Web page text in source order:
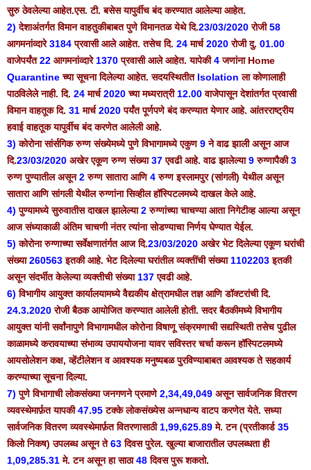
सुरु ठेवलेल्या आहेत.एस. टी. बसेस यापुर्वीच बंद करण्यात आलेल्या आहेत.
2) देशाअंतर्गत विमान वाहतुकीबाबत पुणे विमानतळ येथे दि.23/03/2020रोजी58
आगमनांव्दारे3184प्रवासी आले आहेत. तसेच दि. 24मार्च2020रोजी दु. 01.00
वाजेपर्यंत22 आगमनांव्दारे 1370प्रवासी आले आहेत. यापेकी4जणांना Home
Quarantineच्या सूचना दिलेल्या आहेत. सदयस्थितीत Isolation ला कोणालाही
पाठविलेले नाही. दि. 24मार्च2020च्या मध्यरात्री 12.00वाजेपासून देशांतर्गत प्रवासी
विमान वाहतूक दि. 31मार्च2020पर्यंत पूर्णपणे बंद करण्यात येणार आहे. आंतरराष्ट्रीय
हवाई वाहतूक यापुर्वीच बंद करणेत आलेली आहे.
3) कोरोना सांर्सगिक रुग्ण संख्येमध्ये पुणे विभागामध्ये एकुण9ने वाढ झाली असून आज
दि.23/03/2020 अखेर एकूण रुग्ण संख्या37एवढी आहे. वाढ झालेल्या9रुग्णापैकी3
रुग्ण पुण्यातील असून2रुग्ण सातारा आणि4रुग्ण इस्लामपुर (सांगली) येथील असून
सातारा आणि सांगली येथील रुग्णांना सिव्हील हॉस्पिटलमध्ये दाखल केले आहे.
4) पुण्यामध्ये सुरुवातीस दाखल झालेल्या2रुग्णांच्या चाचण्या आता निगेटीव्ह आल्या असून
आज संध्याकाळी अंतिम चाचणी नंतर त्यांना सोडण्याचा निर्णय घेण्यात येईल.
5) कोरोना रुग्णाच्या सर्वेक्षणातंर्गत आज दि.23/03/2020 अखेर भेट दिलेल्या एकूण घरांची
संख्या260563इतकी आहे. भेट दिलेल्या घरांतील व्यक्तींची संख्या 1102203इतकी
असून संदर्भीत केलेल्या व्यक्तीची संख्या 137एवढी आहे.
6) विभागीय आयुक्त कार्यालयामध्ये वैद्यकीय क्षेत्रामधील तज्ञ आणि डॉक्टरांची दि.
24.3.2020रोजी बैठक आयोजित करण्यात आलेली होती. सदर बैठकीमध्ये विभागीय
आयुक्त यांनी सर्वांनापुणे विभागामधील कोरोना विषाणू संक्रमणाची सद्यस्थिती तसेच पुढील
काळामध्ये करावयाच्या संभाव्य उपाययोजना यावर सविस्तर चर्चा करून हॉस्पिटलमध्ये
आयसोलेशन कक्ष, व्हेंटीलेशन व आवश्यक मनुष्यबळ पुरविण्याबाबत आवश्यक ते सहकार्य
करण्याच्या सूचना दिल्या.
7) पुणे विभागाची लोकसंख्या जनगणने प्रमाणे2,34,49,049 असून सार्वजनिक वितरण
व्यवस्थेमार्फ़त यापकी47.95टक्के लोकसंख्येस अन्नधान्य वाटप करणेत येते. सध्या
सार्वजनिक वितरण व्यवस्थेमार्फ़त वितरणासाठी 1,99,625.89मे. टन (प्रतीकार्ड35
किलो निकष) उपलब्ध असून ते63दिवस पुरेल. खुल्या बाजारातील उपलब्धता ही
1,09,285.31मे. टन असून हा साठा48दिवस पुरू शकतो.